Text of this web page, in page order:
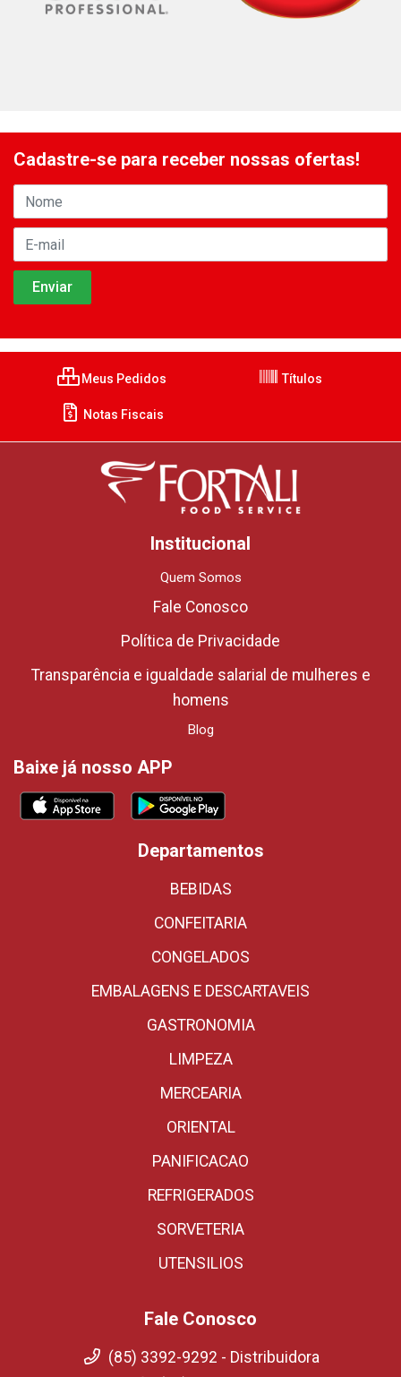
Cadastre-se para receber nossas ofertas!
Meus Pedidos Títulos
Notas Fiscais
Institucional
Quem Somos
Fale Conosco
Política de Privacidade
Transparência e igualdade salarial de mulheres e
homens
Blog
Baixe já nosso APP
Departamentos
BEBIDAS
CONFEITARIA
CONGELADOS
EMBALAGENS E DESCARTAVEIS
GASTRONOMIA
LIMPEZA
MERCEARIA
ORIENTAL
PANIFICACAO
REFRIGERADOS
SORVETERIA
UTENSILIOS
Fale Conosco
(85) 3392-9292 - Distribuidora